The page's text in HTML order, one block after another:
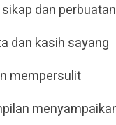
dan perbuatan
dan kasih sayang
mempersulit